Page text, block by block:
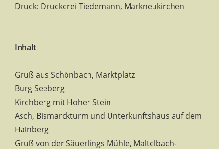
Druck: Druckerei Tiedemann, Markneukirchen
Inhalt
Gruß aus Schönbach, Marktplatz
Burg Seeberg
Kirchberg mit Hoher Stein
Asch, Bismarckturm und Unterkunftshaus auf dem
Hainberg
Gruß von der Säuerlings Mühle, Maltelbach-